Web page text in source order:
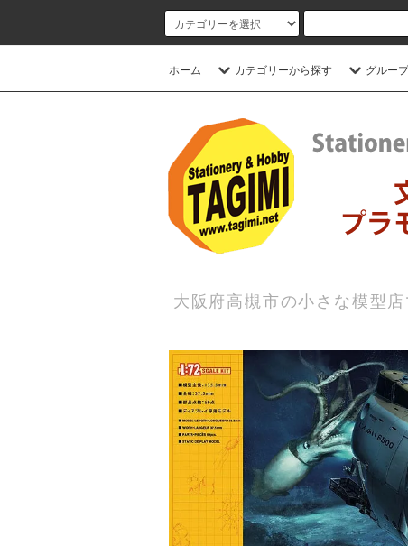
ホーム カテゴリーから探す グルー
大阪府高槻市の小さな模型